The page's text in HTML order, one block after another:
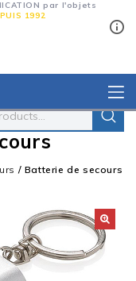
par l'objets
1992
/ Batterie de secours